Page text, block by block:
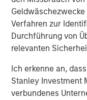
Verfahren zur
Durchführung von
relevanten
Ich erkenne an,
Stanley Investment
verbundenes
Real Estate
Constructive